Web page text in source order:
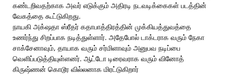
கண்டறிவதற்காக அவர் எடுக்கும் அதிரடி நடவடிக்கைகள் படத்தின்
வேகத்தை கூட்டுகிறது.
நாயகி அக்‌ஷதா ஸ்ரீதர் கதாபாத்திரத்தின் முக்கியத்துவத்தை
உணர்ந்து சிறப்பாக நடித்துள்ளார். அதேபோல் டாக்டராக வரும் நேகா
சாக்சேனாவும், தாயாக வரும் சர்மிளாவும் அனுபவ நடிப்பை
வெளிப்படுத்தியுள்ளனர். ஆட்டோ டிரைவராக வரும் வினோத்
கிருஷ்ணன் கொடூர வில்லனாக மிரட்டுகிறார்